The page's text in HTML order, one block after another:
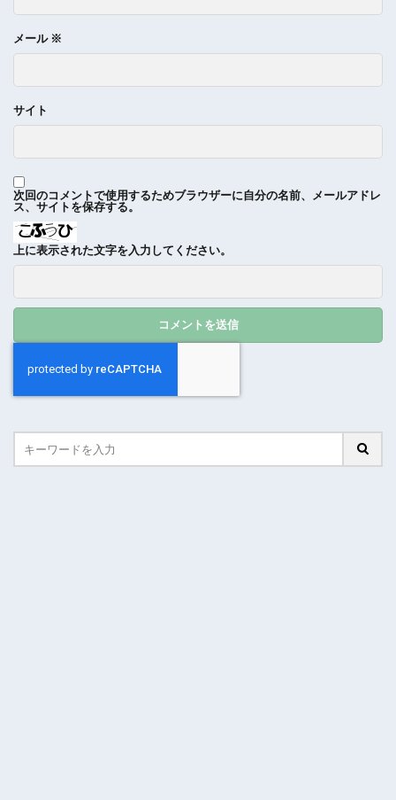
メール ※
サイト
次回のコメントで使用するためブラウザーに自分の名前、メールアドレ
ス、サイトを保存する。
上に表示された文字を入力してください。